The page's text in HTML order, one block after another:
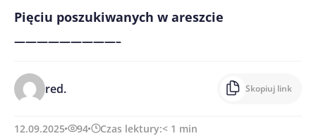
Pięciu poszukiwanych w areszcie
—————————–
red. Skopiuj link
12.09.2025 94 Czas lektury:< 1 min